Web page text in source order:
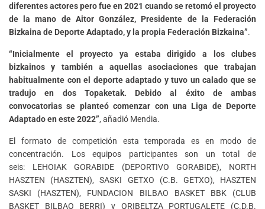
diferentes actores pero fue en 2021 cuando se retomó el proyecto
de la mano de Aitor González, Presidente de la Federación
Bizkaina de Deporte Adaptado, y la propia Federación Bizkaina”.
“Inicialmente el proyecto ya estaba dirigido a los clubes
bizkainos y también a aquellas asociaciones que trabajan
habitualmente con el deporte adaptado y tuvo un calado que se
tradujo en dos Topaketak. Debido al éxito de ambas
convocatorias se planteó comenzar con una Liga de Deporte
Adaptado en este 2022”, añadió Mendia.
El formato de competición esta temporada es en modo de
concentración. Los equipos participantes son un total de
seis: LEHOIAK GORABIDE (DEPORTIVO GORABIDE), NORTH
HASZTEN (HASZTEN), SASKI GETXO (C.B. GETXO), HASZTEN
SASKI (HASZTEN), FUNDACION BILBAO BASKET BBK (CLUB
BASKET BILBAO BERRI) y ORIBELTZA PORTUGALETE (C.D.B.